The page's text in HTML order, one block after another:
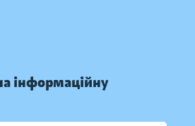
інформаційну